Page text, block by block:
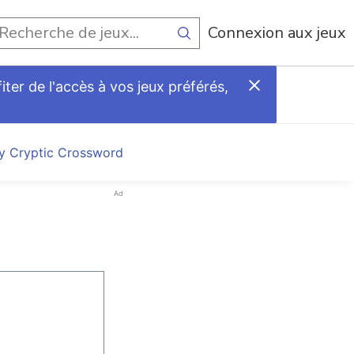
Connexion aux jeux
de l'accès à vos jeux préférés,
Cryptic Crossword
Ad